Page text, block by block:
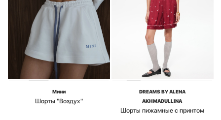
Мини
Шорты "Воздух"
DREAMS BY ALENA
AKHMADULLINA
Шорты пижамные с принтом